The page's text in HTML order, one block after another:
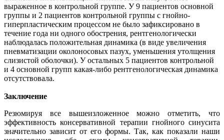
выраженное в контрольной группе. У 9 пациентов основной
группы и 2 пациентов контрольной группы с гнойно-
гиперпластическим процессом не было зафиксировано в
течение года ни одного обострения, рентгенологически
наблюдалась положительная динамика (в виде увеличения
пневматизации околоносовых пазух, уменьшения утолщения
слизистой оболочки). У остальных 5 пациентов контрольной
и 4 основной групп какая-либо рентгенологическая динамика
отсутствовала.
Заключение
Резюмируя все вышеизложенное можно отметить, что
эффективность консервативной терапии гнойного синусита
значительно зависит от его формы. Так, как показали наши